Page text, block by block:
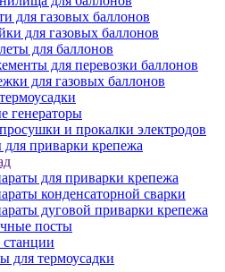
для газовых баллонов
для газовых баллонов
для баллонов
для перевозки баллонов
для газовых баллонов
генераторы
и прокалки электродов
приварки крепежа
для приварки крепежа
конденсаторной сварки
дуговой приварки крепежа
посты
для термоусадки